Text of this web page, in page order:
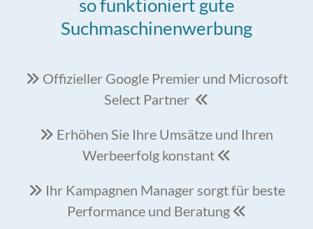
so funktioniert gute
Suchmaschinenwerbung
 Offizieller Google Premier und Microsoft
Select Partner 
 Erhöhen Sie Ihre Umsätze und Ihren
Werbeerfolg konstant 
 Ihr Kampagnen Manager sorgt für beste
Performance und Beratung 